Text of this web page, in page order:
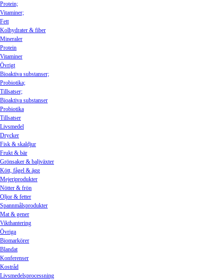
Protein;
Vitaminer;
Fett
Kolhydrater & fiber
Mineraler
Protein
Vitaminer
Övrigt
Bioaktiva substanser;
Probiotika;
Tillsatser;
Bioaktiva substanser
Probiotika
Tillsatser
Livsmedel
Drycker
Fisk & skaldjur
Frukt & bär
Grönsaker & baljväxter
Kött, fågel & ägg
Mejeriprodukter
Nötter & frön
Oljor & fetter
Spannmålsprodukter
Mat & gener
Vikthantering
Övriga
Biomarkörer
Blandat
Konferenser
Kostråd
Livsmedelsprocessning